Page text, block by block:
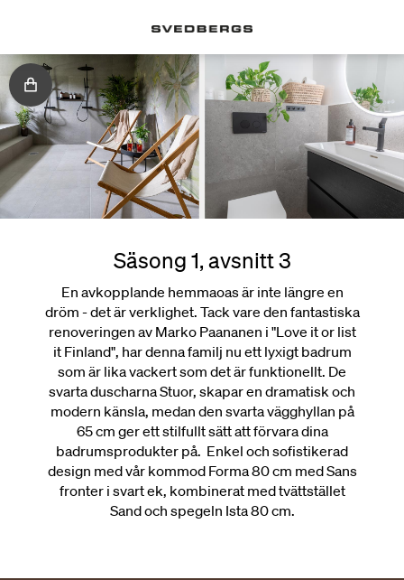
Säsong 1, avsnitt 3
En avkopplande hemmaoas är inte längre en
dröm - det är verklighet. Tack vare den fantastiska
renoveringen av Marko Paananen i "Love it or list
it Finland", har denna familj nu ett lyxigt badrum
som är lika vackert som det är funktionellt. De
svarta duscharna Stuor, skapar en dramatisk och
modern känsla, medan den svarta vägghyllan på
65 cm ger ett stilfullt sätt att förvara dina
badrumsprodukter på. Enkel och sofistikerad
design med vår kommod Forma 80 cm med Sans
fronter i svart ek, kombinerat med tvättstället
Sand och spegeln Ista 80 cm.